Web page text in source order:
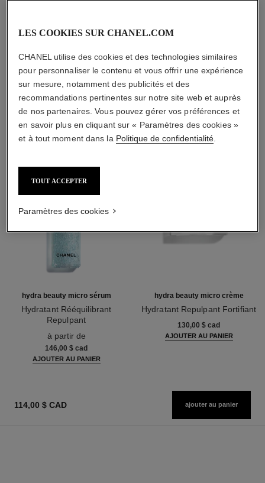
L'ACCORD PARFAIT
hydra beauty micro sérum
Hydratant Rééquilibrant
Repulpant
à partir de
146,00 $ cad
AJOUTER AU PANIER
hydra beauty micro crème
Hydratant Repulpant Fortifiant
130,00 $ cad
AJOUTER AU PANIER
114,00 $ CAD ajouter au panier
LES COOKIES SUR CHANEL.COM
CHANEL utilise des cookies et des technologies similaires
pour personnaliser le contenu et vous offrir une expérience
sur mesure, notamment des publicités et des
recommandations pertinentes sur notre site web et auprès
de nos partenaires. Vous pouvez gérer vos préférences et
en savoir plus en cliquant sur « Paramètres des cookies »
et à tout moment dans la Politique de confidentialité.
TOUT ACCEPTER
Paramètres des cookies